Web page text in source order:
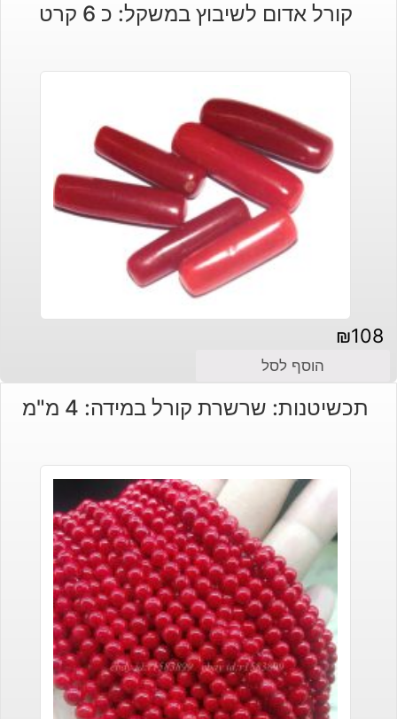
קורל אדום לשיבוץ במשקל: כ 6 קרט
₪108
הוסף לסל
תכשיטנות: שרשרת קורל במידה: 4 מ"מ